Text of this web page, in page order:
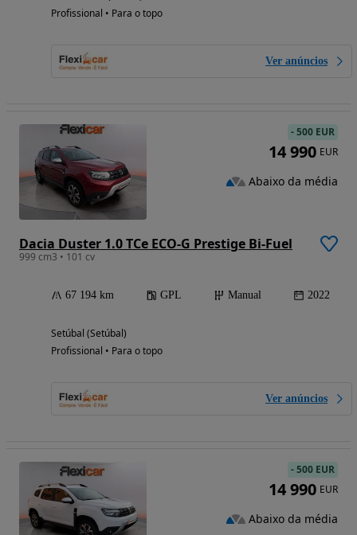
Profissional • Para o topo
Ver anúncios
Dacia Duster 1.0 TCe ECO-G Prestige Bi-Fuel
999 cm3 • 101 cv
67 194 km GPL Manual 2022
Setúbal (Setúbal)
Profissional • Para o topo
Ver anúncios
-500 EUR
14 990 EUR
Abaixo da média
-500 EUR
14 990 EUR
Abaixo da média